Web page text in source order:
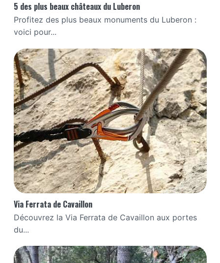
5 des plus beaux châteaux du Luberon
Profitez des plus beaux monuments du Luberon :
voici pour...
Via Ferrata de Cavaillon
Découvrez la Via Ferrata de Cavaillon aux portes
du...